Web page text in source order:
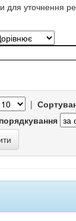
для уточнення
|